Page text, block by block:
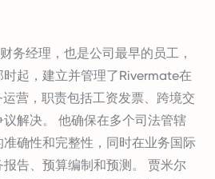
务经理，也是公司最早的员工，
时起，建立并管理了Rivermate在
营，职责包括工资发票、跨境交
解决。 他确保在多个司法管辖
确性和完整性，同时在业务国际
告、预算编制和预测。 贾米尔